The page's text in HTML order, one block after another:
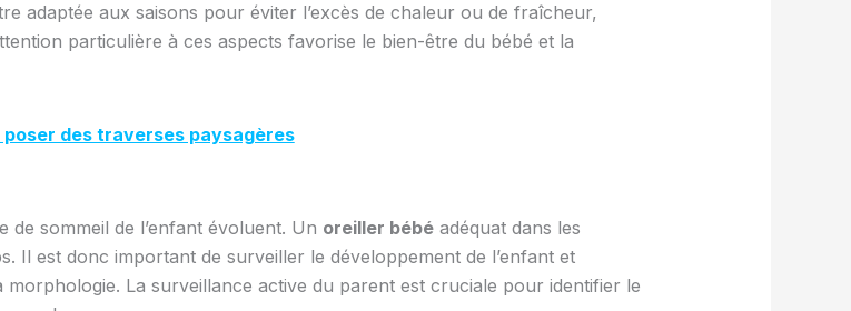
adaptée aux saisons pour éviter l’excès de chaleur ou de fraîcheur,
particulière à ces aspects favorise le bien-être du bébé et la
des traverses paysagères
sommeil de l’enfant évoluent. Un oreiller bébéadéquat dans les
Il est donc important de surveiller le développement de l’enfant et
morphologie. La surveillance active du parent est cruciale pour identifier le